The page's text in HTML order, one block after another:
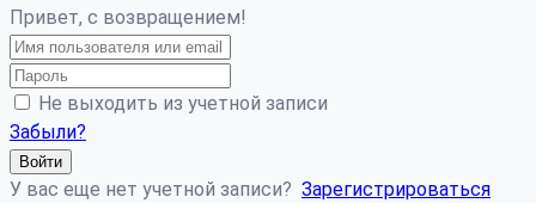
Привет, с возвращением!
Не выходить из учетной записи
Забыли?
Войти
У вас еще нет учетной записи? Зарегистрироваться